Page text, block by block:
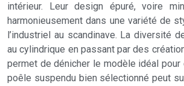
intérieur. Leur design épuré, voire
harmonieusement dans une variété de
l’industriel au scandinave. La diversité
au cylindrique en passant par des
permet de dénicher le modèle idéal pour
poêle suspendu bien sélectionné peut